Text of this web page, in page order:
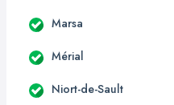
Marsa
Mérial
Niort-de-Sault